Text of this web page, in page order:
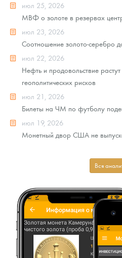
июл 25, 2026
МВФ о золоте в резервах
июл 23, 2026
Соотношение золото-серебро
июл 22, 2026
Нефть и продовольствие
геополитических рисков
июл 21, 2026
Билеты на ЧМ по футболу
июл 19, 2026
Монетный двор США не
Вся